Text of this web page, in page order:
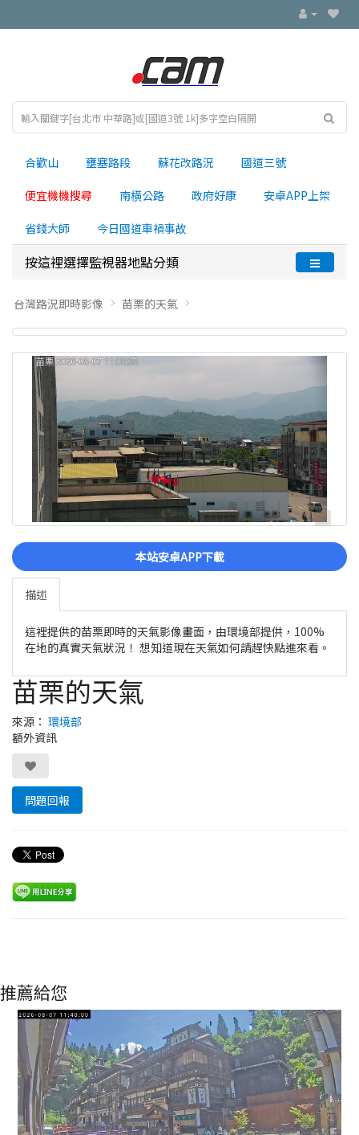
合歡山 壅塞路段 蘇花改路況 國道三號
便宜機機搜尋 南横公路 政府好康 安卓APP上架
省錢大師 今日國道車禍事故
按這裡選擇監視器地點分類
台灣路況即時影像 苗栗的天氣
本站安卓APP下載
描述
這裡提供的苗栗即時的天氣影像畫面，由環境部提供，100%
在地的真實天氣狀況！ 想知道現在天氣如何請趕快點進來看。
苗栗的天氣
來源： 環境部
額外資訊
問題回報
推薦給您